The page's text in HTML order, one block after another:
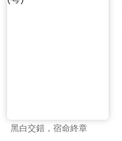
黑白交錯，宿命終章